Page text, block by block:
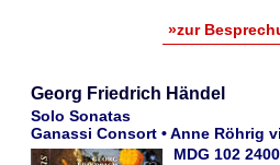
»zur
Georg Friedrich Händel
Solo Sonatas
Ganassi Consort • Anne Röhrig
MDG 102